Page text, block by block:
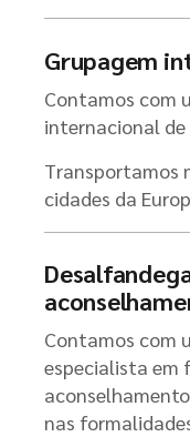
Grupagem
Contamos com
internacional
Transportamos
cidades da
Contamos com
especialista em
nas